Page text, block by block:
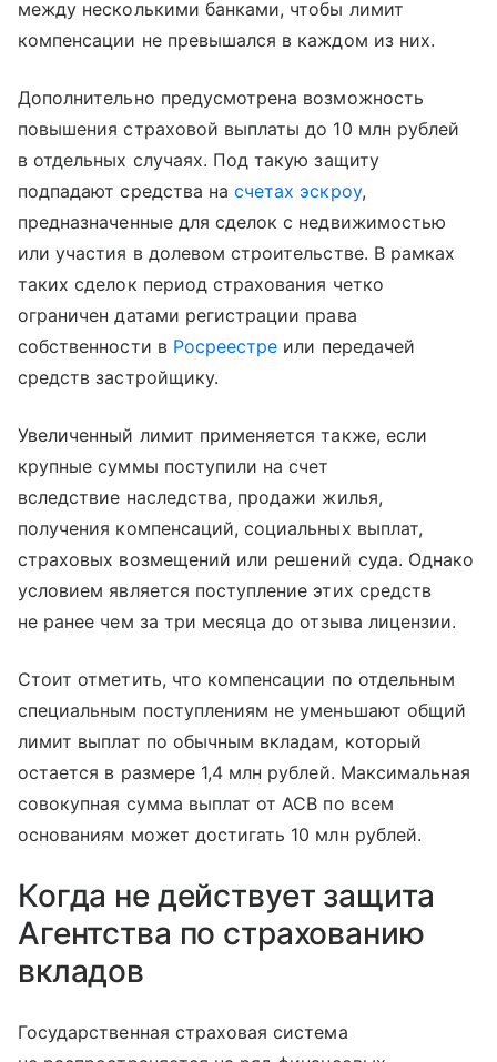
между несколькими банками, чтобы лимит
компенсации не превышался в каждом из них.
Дополнительно предусмотрена возможность
повышения страховой выплаты до 10 млн рублей
в отдельных случаях. Под такую защиту
подпадают средства насчетах эскроу,
предназначенные для сделок с недвижимостью
или участия в долевом строительстве. В рамках
таких сделок период страхования четко
ограничен датами регистрации права
собственности в Росреестре или передачей
средств застройщику.
Увеличенный лимит применяется также, если
крупные суммы поступили на счет
вследствие наследства, продажи жилья,
получения компенсаций, социальных выплат,
страховых возмещений или решений суда. Однако
условием является поступление этих средств
не ранее чем за три месяца до отзыва лицензии.
Стоит отметить, что компенсации по отдельным
специальным поступлениям не уменьшают общий
лимит выплат по обычным вкладам, который
остается в размере 1,4 млн рублей. Максимальная
совокупная сумма выплат от АСВ по всем
основаниям может достигать 10 млн рублей.
Когда не действует защита
Агентства по страхованию
вкладов
Государственная страховая система